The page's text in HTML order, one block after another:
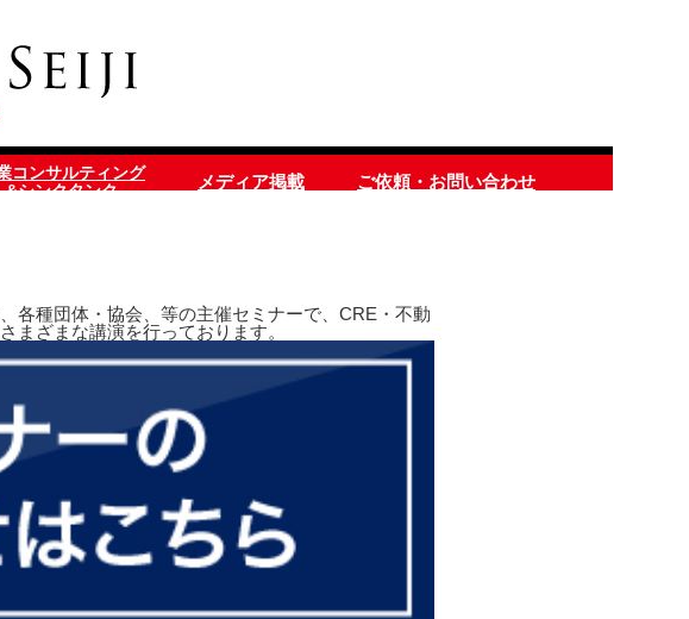
コンサルティング
&シンクタンク
メディア掲載 ご依頼・お問い合わせ
各種団体・協会、等の主催セミナーで、CRE・不動
まざまな講演を行っております。